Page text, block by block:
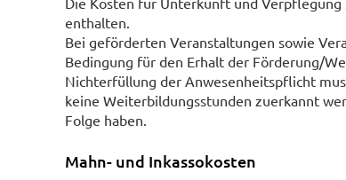
enthalten.
Bei geförderten Veranstaltungen sowie
Bedingung für den Erhalt der Förderung/
Nichterfüllung der Anwesenheitspflicht
keine Weiterbildungsstunden zuerkannt
Folge haben.
Mahn- und Inkassokosten